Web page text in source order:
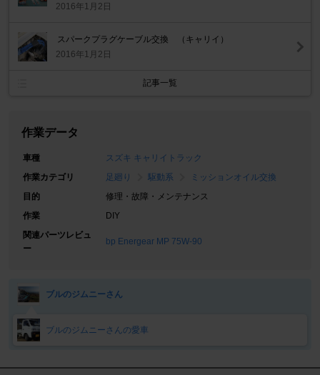
2016年1月2日
スパークプラグケーブル交換 （キャリイ）
2016年1月2日
記事一覧
作業データ
車種
スズキ キャリイトラック
作業カテゴリ
足廻り 駆動系
ミッションオイル交換
目的
修理・故障・メンテナンス
作業
DIY
関連パーツレビュ
ー
bp Energear MP 75W-90
ブルのジムニーさん
ブルのジムニーさんの愛車